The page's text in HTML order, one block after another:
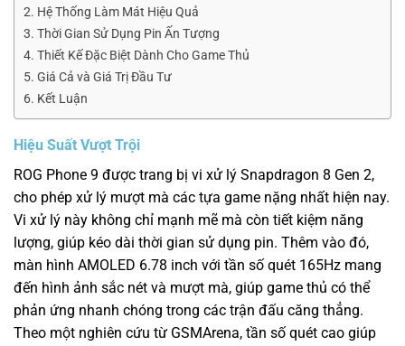
Hệ Thống Làm Mát Hiệu Quả
Thời Gian Sử Dụng Pin Ấn Tượng
Thiết Kế Đặc Biệt Dành Cho Game Thủ
Giá Cả và Giá Trị Đầu Tư
Kết Luận
Hiệu Suất Vượt Trội
ROG Phone 9 được trang bị vi xử lý Snapdragon 8 Gen 2,
cho phép xử lý mượt mà các tựa game nặng nhất hiện nay.
Vi xử lý này không chỉ mạnh mẽ mà còn tiết kiệm năng
lượng, giúp kéo dài thời gian sử dụng pin. Thêm vào đó,
màn hình AMOLED 6.78 inch với tần số quét 165Hz mang
đến hình ảnh sắc nét và mượt mà, giúp game thủ có thể
phản ứng nhanh chóng trong các trận đấu căng thẳng.
Theo một nghiên cứu từ GSMArena, tần số quét cao giúp